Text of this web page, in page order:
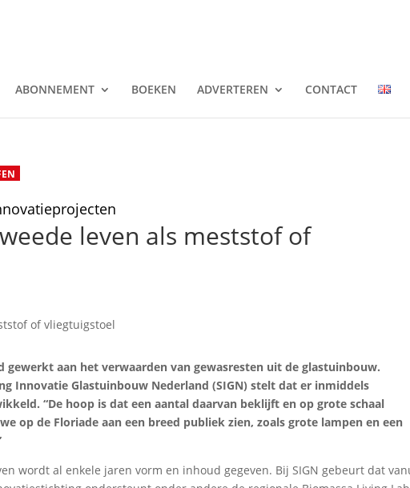
ABONNEMENT BOEKEN ADVERTEREN CONTACT
leven als meststof of
aan het verwaarden van gewasresten uit de glastuinbouw.
Innovatie Glastuinbouw Nederland (SIGN) stelt dat er inmiddels
“De hoop is dat een aantal daarvan beklijft en op grote schaal
op de Floriade aan een breed publiek zien, zoals grote lampen en een
wordt al enkele jaren vorm en inhoud gegeven. Bij SIGN gebeurt dat